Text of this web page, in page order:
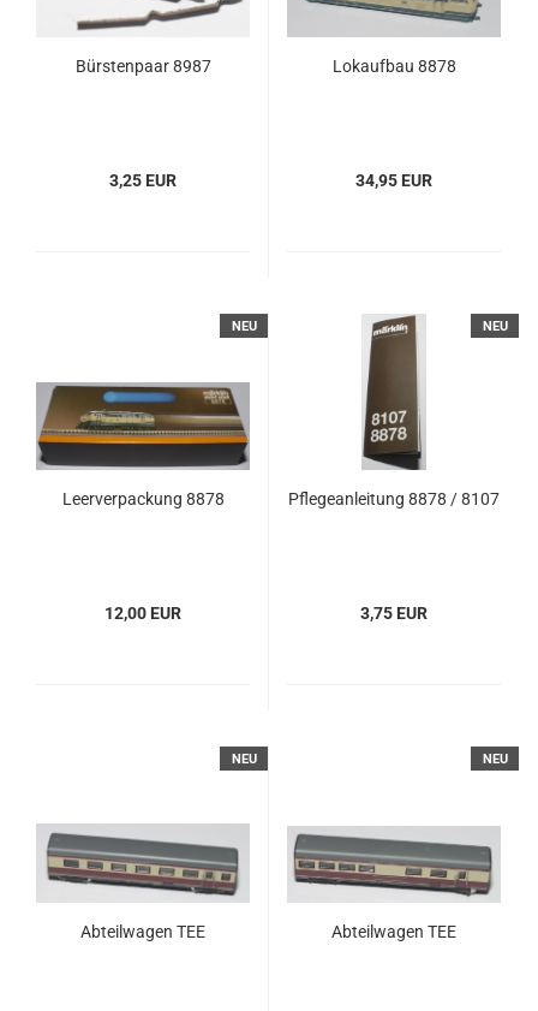
Bürstenpaar 8987
3,25 EUR
Lokaufbau 8878
34,95 EUR
NEU
Leerverpackung 8878
12,00 EUR
NEU
Pflegeanleitung 8878 / 8107
3,75 EUR
NEU
Abteilwagen TEE
NEU
Abteilwagen TEE